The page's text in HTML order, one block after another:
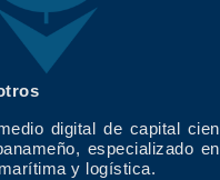
digital de capital cien
especializado en
y logística.